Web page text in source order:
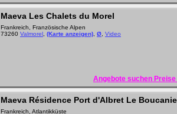
Maeva Les Chalets du Morel
Frankreich, Französische Alpen
73260 Valmorel (Karte anzeigen) Ø Video
Angebote suchen
Maeva Résidence Port d'Albret Le
Frankreich, Atlantikküste